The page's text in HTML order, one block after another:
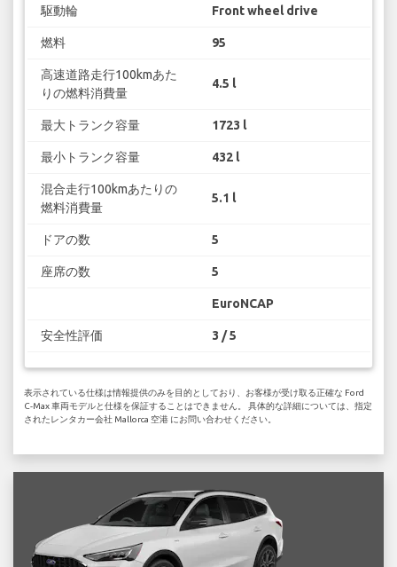
駆動輪 Front wheel drive
燃料 95
高速道路走行100kmあた
りの燃料消費量
4.5 l
最大トランク容量 1723 l
最小トランク容量 432 l
混合走行100kmあたりの
燃料消費量
5.1 l
ドアの数 5
座席の数 5
EuroNCAP
安全性評価 3 / 5
表示されている仕様は情報提供のみを目的としており、お客様が受け取る正確な Ford
C-Max 車両モデルと仕様を保証することはできません。 具体的な詳細については、指定
されたレンタカー会社 Mallorca 空港 にお問い合わせください。